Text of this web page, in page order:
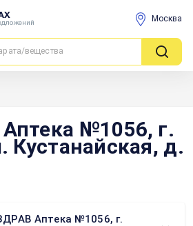
Москва
№1056, г.
Кустанайская, д.
Аптека №1056, г.